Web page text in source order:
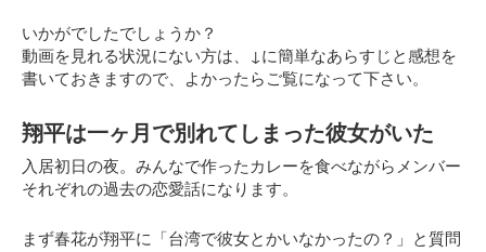
いかがでしたでしょうか？
動画を見れる状況にない方は、↓に簡単なあらすじと感想を
書いておきますので、よかったらご覧になって下さい。
翔平は一ヶ月で別れてしまった彼女がいた
入居初日の夜。みんなで作ったカレーを食べながらメンバー
それぞれの過去の恋愛話になります。
まず春花が翔平に 「台湾で彼女とかいなかったの？」
と質問